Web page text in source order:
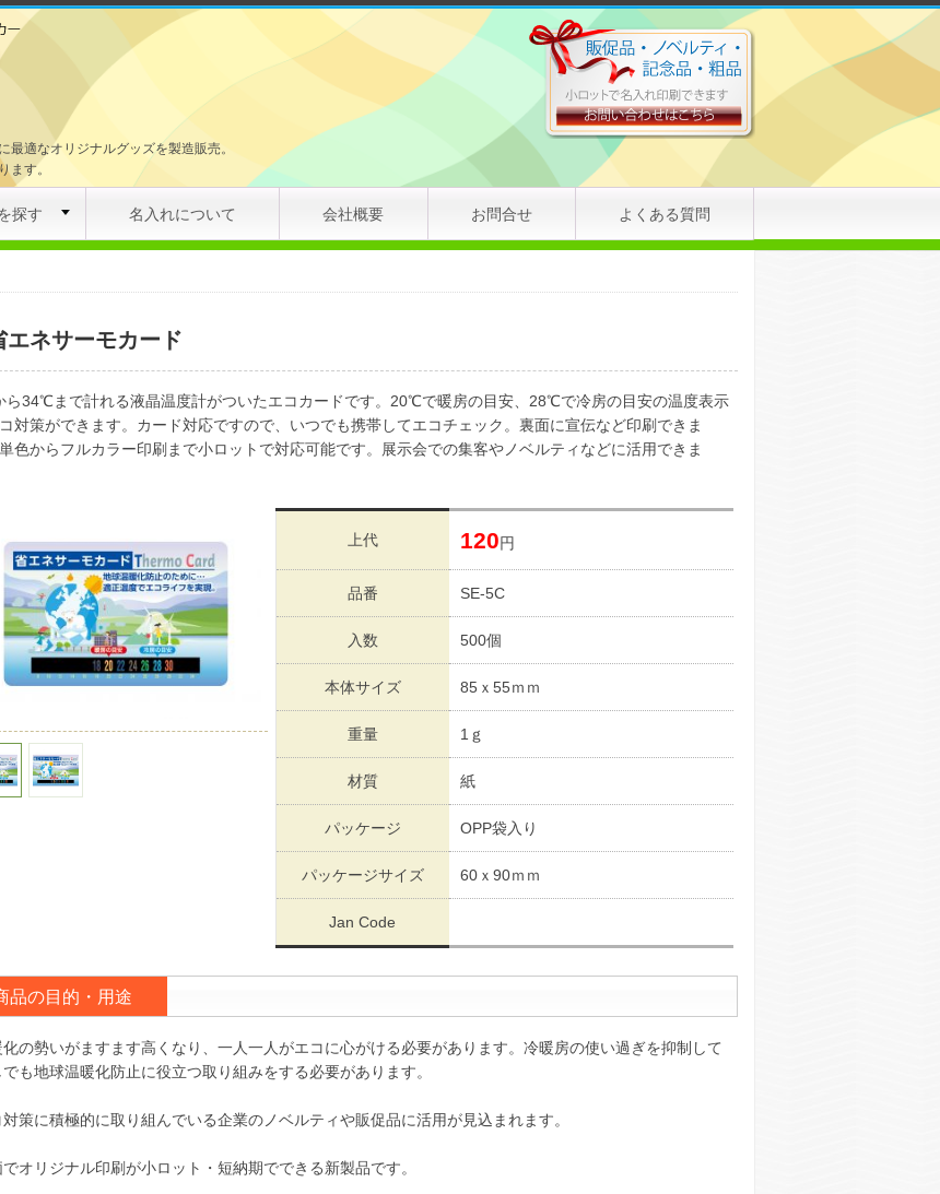
適なオリジナルグッズを製造販売。
ます。
探す 名入れについて 会社概要 お問合せ よくある質問
エネサーモカード
34℃まで計れる液晶温度計がついたエコカードです。20℃で暖房の目安、28℃で冷房の目安の温度表示
対策ができます。カード対応ですので、いつでも携帯してエコチェック。裏面に宣伝など印刷できま
色からフルカラー印刷まで小ロットで対応可能です。展示会での集客やノベルティなどに活用できま
上代 120円
品番 SE-5C
入数 500個
本体サイズ 85ｘ55ｍｍ
重量 1ｇ
材質 紙
パッケージ OPP袋入り
パッケージサイズ 60ｘ90ｍｍ
Jan Code
品の目的・用途
化の勢いがますます高くなり、一人一人がエコに心がける必要があります。冷暖房の使い過ぎを抑制して
でも地球温暖化防止に役立つ取り組みをする必要があります。
対策に積極的に取り組んでいる企業のノベルティや販促品に活用が見込まれます。
オリジナル印刷が小ロット・短納期でできる新製品です。